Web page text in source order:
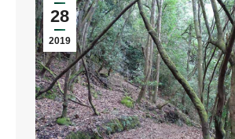
28
2019